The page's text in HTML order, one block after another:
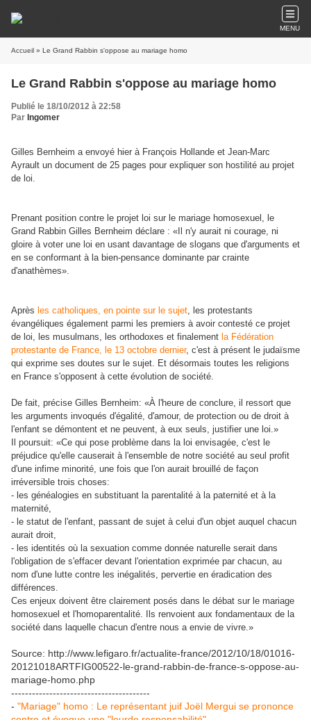
MENU
Accueil » Le Grand Rabbin s'oppose au mariage homo
Le Grand Rabbin s'oppose au mariage homo
Publié le 18/10/2012 à 22:58
Par Ingomer
Gilles Bernheim a envoyé hier à François Hollande et Jean-Marc
Ayrault un document de 25 pages pour expliquer son hostilité au projet
de loi.
Prenant position contre le projet loi sur le mariage homosexuel, le
Grand Rabbin Gilles Bernheim déclare : «Il n'y aurait ni courage, ni
gloire à voter une loi en usant davantage de slogans que d'arguments et
en se conformant à la bien-pensance dominante par crainte
d'anathèmes».
Après les catholiques, en pointe sur le sujet, les protestants
évangéliques également parmi les premiers à avoir contesté ce projet
de loi, les musulmans, les orthodoxes et finalement la Fédération
protestante de France, le 13 octobre dernier, c'est à présent le judaïsme
qui exprime ses doutes sur le sujet. Et désormais toutes les religions
en France s'opposent à cette évolution de société.
De fait, précise Gilles Bernheim: «À l'heure de conclure, il ressort que
les arguments invoqués d'égalité, d'amour, de protection ou de droit à
l'enfant se démontent et ne peuvent, à eux seuls, justifier une loi.»
Il poursuit: «Ce qui pose problème dans la loi envisagée, c'est le
préjudice qu'elle causerait à l'ensemble de notre société au seul profit
d'une infime minorité, une fois que l'on aurait brouillé de façon
irréversible trois choses:
- les généalogies en substituant la parentalité à la paternité et à la
maternité,
- le statut de l'enfant, passant de sujet à celui d'un objet auquel chacun
aurait droit,
- les identités où la sexuation comme donnée naturelle serait dans
l'obligation de s'effacer devant l'orientation exprimée par chacun, au
nom d'une lutte contre les inégalités, pervertie en éradication des
différences.
Ces enjeux doivent être clairement posés dans le débat sur le mariage
homosexuel et l'homoparentalité. Ils renvoient aux fondamentaux de la
société dans laquelle chacun d'entre nous a envie de vivre.»
Source: http://www.lefigaro.fr/actualite-france/2012/10/18/01016-
20121018ARTFIG00522-le-grand-rabbin-de-france-s-oppose-au-
mariage-homo.php
----------------------------------------
- "Mariage" homo : Le représentant juif Joël Mergui se prononce